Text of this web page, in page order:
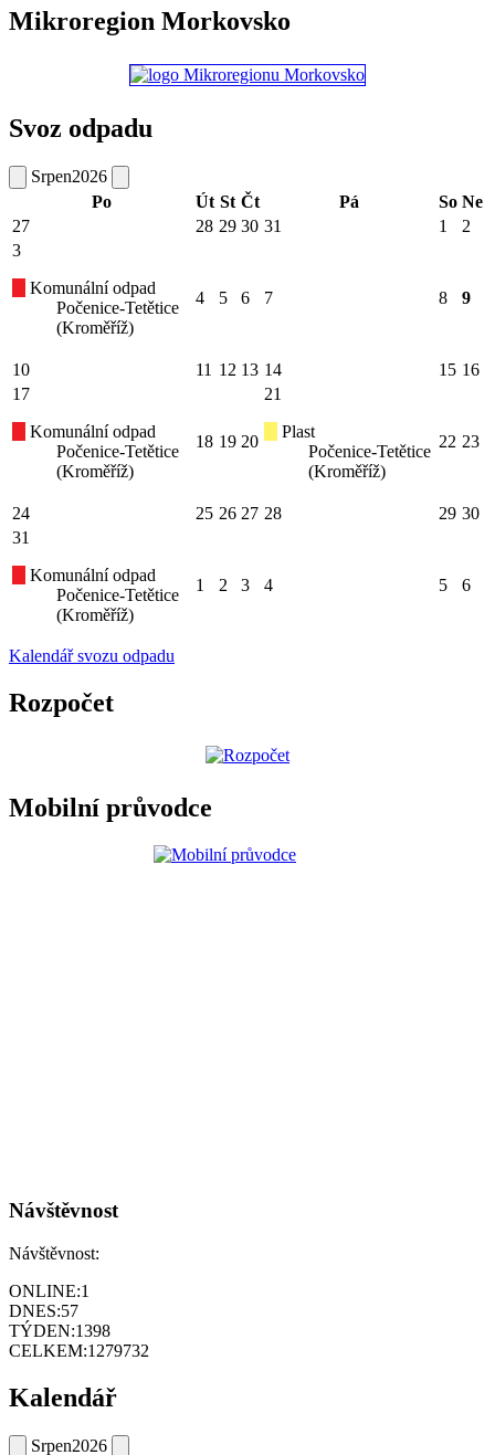
Mikroregion Morkovsko
Svoz odpadu
Srpen2026
Po
Út St Čt Pá So Ne
27
28 29 30 31 1
2
3
Komunální odpad
Počenice-Tetětice
(Kroměříž)
4 5 6 7 8 9
10 11 12 13 14 15 16
17
Komunální odpad
Počenice-Tetětice
(Kroměříž)
18 19 20
21
Plast
Počenice-Tetětice
(Kroměříž)
22 23
24 25 26 27 28 29 30
31
Komunální odpad
Počenice-Tetětice
(Kroměříž)
1 2 3 4 5 6
Kalendář svozu odpadu
Rozpočet
Mobilní průvodce
Návštěvnost
Návštěvnost:
ONLINE:1
DNES:57
TÝDEN:1398
CELKEM:1279732
Kalendář
Srpen2026